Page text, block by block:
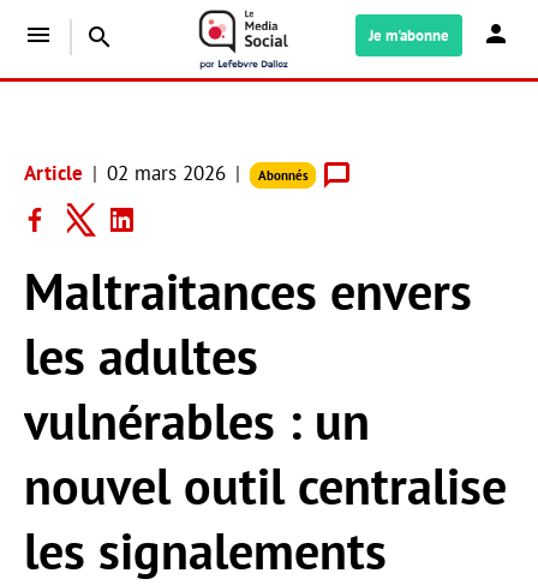
menu search Je m'abonne
Article 02 mars 2026 Abonnés
Maltraitances envers
les adultes
vulnérables : un
nouvel outil centralise
les signalements